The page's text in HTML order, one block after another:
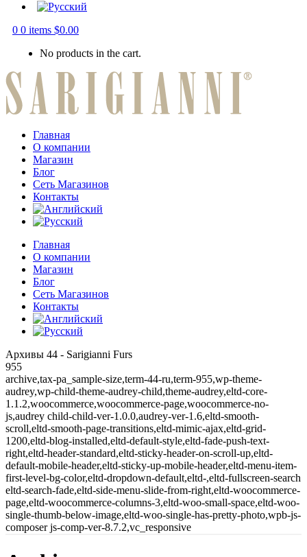
0 0 items $0.00
No products in the cart.
Главная
О компании
Магазин
Блог
Сеть Магазинов
Контакты
Главная
О компании
Магазин
Блог
Сеть Магазинов
Контакты
Архивы 44 - Sarigianni Furs
955
archive,tax-pa_sample-size,term-44-ru,term-955,wp-theme-
audrey,wp-child-theme-audrey-child,theme-audrey,eltd-core-
1.1.2,woocommerce,woocommerce-page,woocommerce-no-
js,audrey child-child-ver-1.0.0,audrey-ver-1.6,eltd-smooth-
scroll,eltd-smooth-page-transitions,eltd-mimic-ajax,eltd-grid-
1200,eltd-blog-installed,eltd-default-style,eltd-fade-push-text-
right,eltd-header-standard,eltd-sticky-header-on-scroll-up,eltd-
default-mobile-header,eltd-sticky-up-mobile-header,eltd-menu-item-
first-level-bg-color,eltd-dropdown-default,eltd-,eltd-fullscreen-search
eltd-search-fade,eltd-side-menu-slide-from-right,eltd-woocommerce-
page,eltd-woocommerce-columns-3,eltd-woo-small-space,eltd-woo-
single-thumb-below-image,eltd-woo-single-has-pretty-photo,wpb-js-
composer js-comp-ver-8.7.2,vc_responsive